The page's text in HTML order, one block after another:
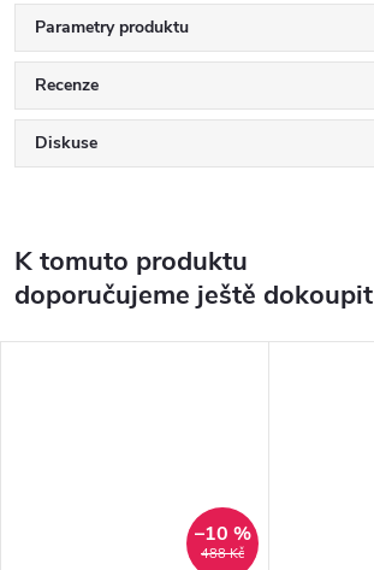
Parametry produktu
Recenze
Diskuse
K tomuto produktu
doporučujeme ještě dokoupit
488 Kč
–10 %